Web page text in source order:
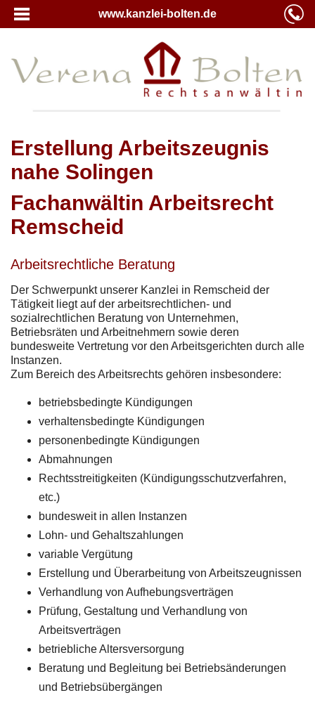
www.kanzlei-bolten.de
Erstellung Arbeitszeugnis
nahe Solingen
Fachanwältin Arbeitsrecht
Remscheid
Arbeitsrechtliche Beratung
Der Schwerpunkt unserer Kanzlei in Remscheid der
Tätigkeit liegt auf der arbeitsrechtlichen- und
sozialrechtlichen Beratung von Unternehmen,
Betriebsräten und Arbeitnehmern sowie deren
bundesweite Vertretung vor den Arbeitsgerichten durch alle
Instanzen.
Zum Bereich des Arbeitsrechts gehören insbesondere:
betriebsbedingte Kündigungen
verhaltensbedingte Kündigungen
personenbedingte Kündigungen
Abmahnungen
Rechtsstreitigkeiten (Kündigungsschutzverfahren,
etc.)
bundesweit in allen Instanzen
Lohn- und Gehaltszahlungen
variable Vergütung
Erstellung und Überarbeitung von Arbeitszeugnissen
Verhandlung von Aufhebungsverträgen
Prüfung, Gestaltung und Verhandlung von
Arbeitsverträgen
betriebliche Altersversorgung
Beratung und Begleitung bei Betriebsänderungen
und Betriebsübergängen